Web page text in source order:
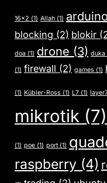
16x2 (1) Allah (1) arduino
blocking (2) blokir
doa (1) drone (3) duka
(1) firewall (2) games (1)
(1) Kübler-Ross (1) L7 (1)
mikrotik (7)
(1) poe (1) port(1)
raspberry (4)